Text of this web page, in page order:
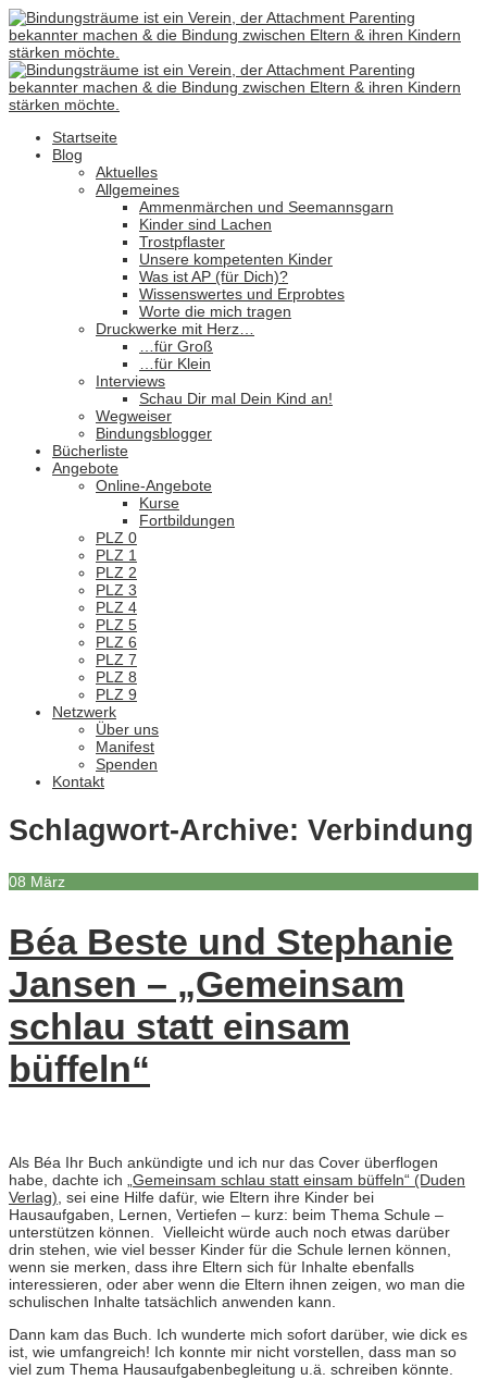
Startseite
Blog
Aktuelles
Allgemeines
Ammenmärchen und Seemannsgarn
Kinder sind Lachen
Trostpflaster
Unsere kompetenten Kinder
Was ist AP (für Dich)?
Wissenswertes und Erprobtes
Worte die mich tragen
Druckwerke mit Herz…
…für Groß
…für Klein
Interviews
Schau Dir mal Dein Kind an!
Wegweiser
Bindungsblogger
Bücherliste
Angebote
Online-Angebote
Kurse
Fortbildungen
PLZ 0
PLZ 1
PLZ 2
PLZ 3
PLZ 4
PLZ 5
PLZ 6
PLZ 7
PLZ 8
PLZ 9
Netzwerk
Über uns
Manifest
Spenden
Kontakt
Schlagwort-Archive: Verbindung
08 März
Béa Beste und Stephanie
Jansen – „Gemeinsam
schlau statt einsam
büffeln“
Als Béa Ihr Buch ankündigte und ich nur das Cover überflogen
habe, dachte ich „Gemeinsam schlau statt einsam büffeln“ (Duden
Verlag), sei eine Hilfe dafür, wie Eltern ihre Kinder bei
Hausaufgaben, Lernen, Vertiefen – kurz: beim Thema Schule –
unterstützen können. Vielleicht würde auch noch etwas darüber
drin stehen, wie viel besser Kinder für die Schule lernen können,
wenn sie merken, dass ihre Eltern sich für Inhalte ebenfalls
interessieren, oder aber wenn die Eltern ihnen zeigen, wo man die
schulischen Inhalte tatsächlich anwenden kann.
Dann kam das Buch. Ich wunderte mich sofort darüber, wie dick es
ist, wie umfangreich! Ich konnte mir nicht vorstellen, dass man so
viel zum Thema Hausaufgabenbegleitung u.ä. schreiben könnte.